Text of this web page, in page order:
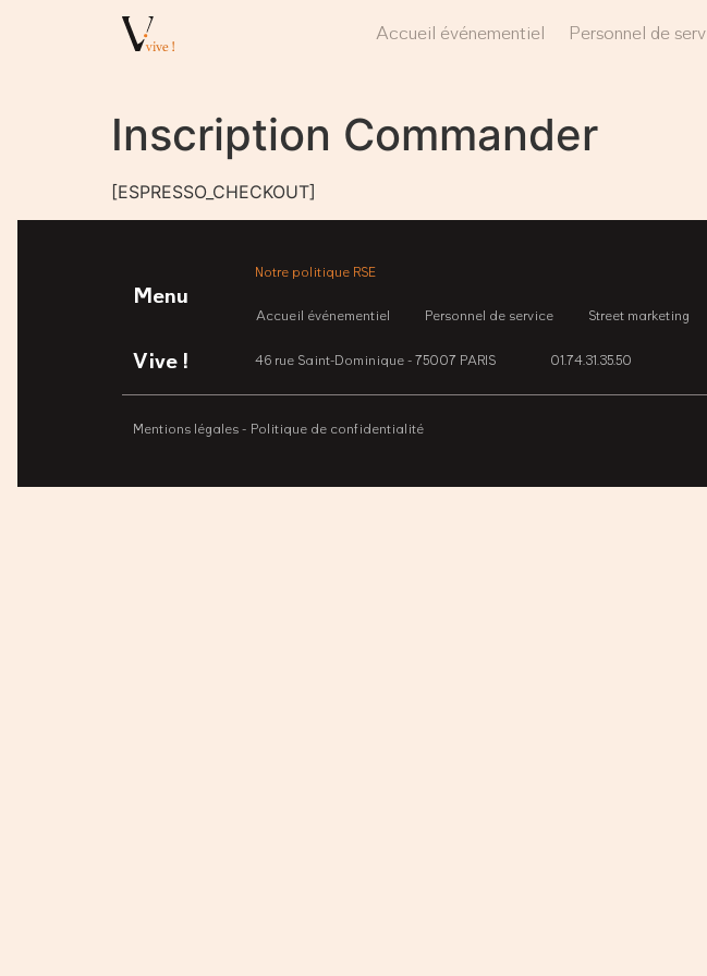
Accueil événementiel Personnel de
Inscription Commander
[ESPRESSO_CHECKOUT]
Menu
Notre politique RSE
Accueil événementiel Personnel de service Street marketing
Vive ! 46 rue Saint-Dominique - 75007 PARIS 01.74.31.35.50
Mentions légales - Politique de confidentialité